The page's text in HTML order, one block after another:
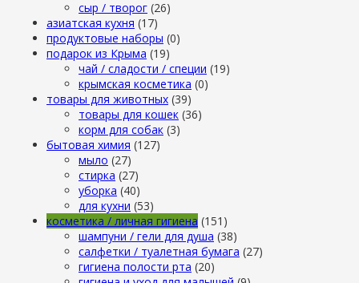
сыр / творог (26)
азиатская кухня (17)
продуктовые наборы (0)
подарок из Крыма (19)
чай / сладости / специи (19)
крымская косметика (0)
товары для животных (39)
товары для кошек (36)
корм для собак (3)
бытовая химия (127)
мыло (27)
стирка (27)
уборка (40)
для кухни (53)
косметика / личная гигиена (151)
шампуни / гели для душа (38)
салфетки / туалетная бумага (27)
гигиена полости рта (20)